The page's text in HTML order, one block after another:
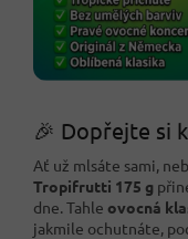
🎉 Dopřejte si
Ať už mlsáte sami,
Tropifrutti 175 g
dne. Tahle ovocná
jakmile ochutnáte,